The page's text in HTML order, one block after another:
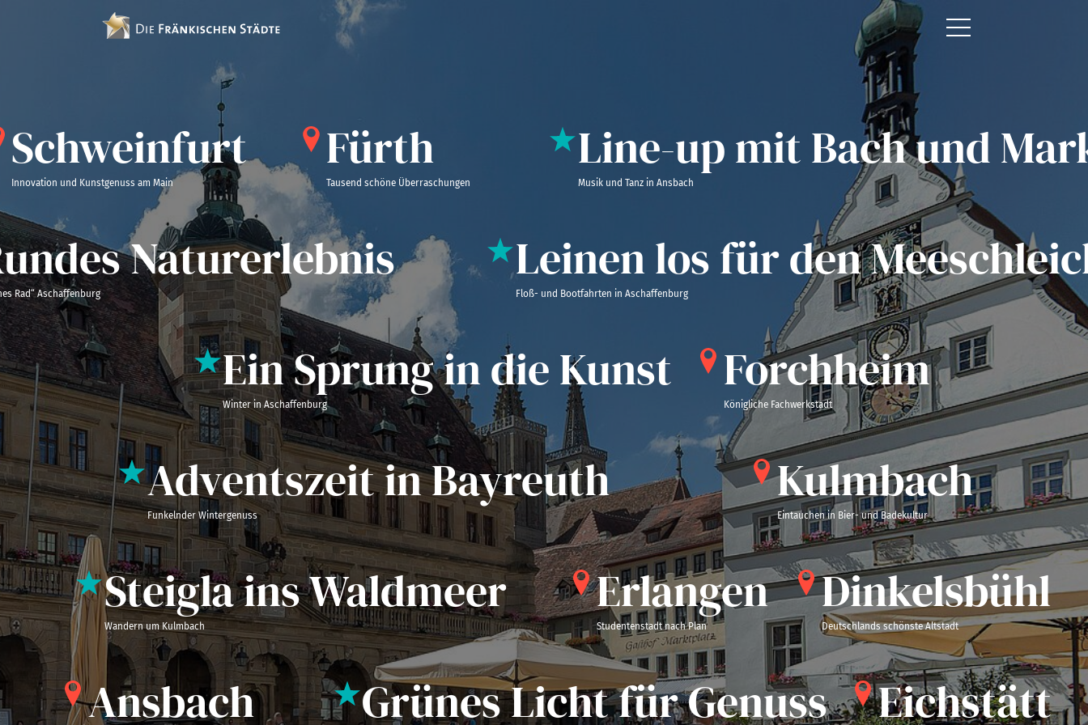
Schweinfurt
Innovation und Kunstgenuss am Main
Fürth
Tausend schöne Überraschungen
Line-up mit Bach und
Musik und Tanz in Ansbach
Naturerlebnis
Aschaffenburg
Leinen los für den
Floß- und Bootfahrten in Aschaffenburg
Ein Sprung in die Kunst
Winter in Aschaffenburg
Forchheim
Königliche Fachwerkstadt
Adventszeit in Bayreuth
Funkelnder Wintergenuss
Kulmbach
Eintauchen in Bier- und Badekultur
Steigla ins Waldmeer
Wandern um Kulmbach
Erlangen
Studentenstadt nach Plan
Dinkelsbühl
Deutschlands schönste Altstadt
Ansbach Grünes Licht für Genuss Eichstätt